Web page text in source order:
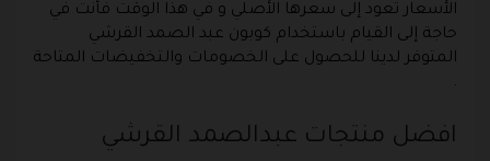
الأسعار تعود إلى سعرها الأصلي و في هذا الوقت فأنت في
حاجة إلى القيام باستخدام كوبون عبد الصمد القرشي
المتوفر لدينا للحصول على الخصومات والتخفيضات المتاحة
.
افضل منتجات عبدالصمد القرشي